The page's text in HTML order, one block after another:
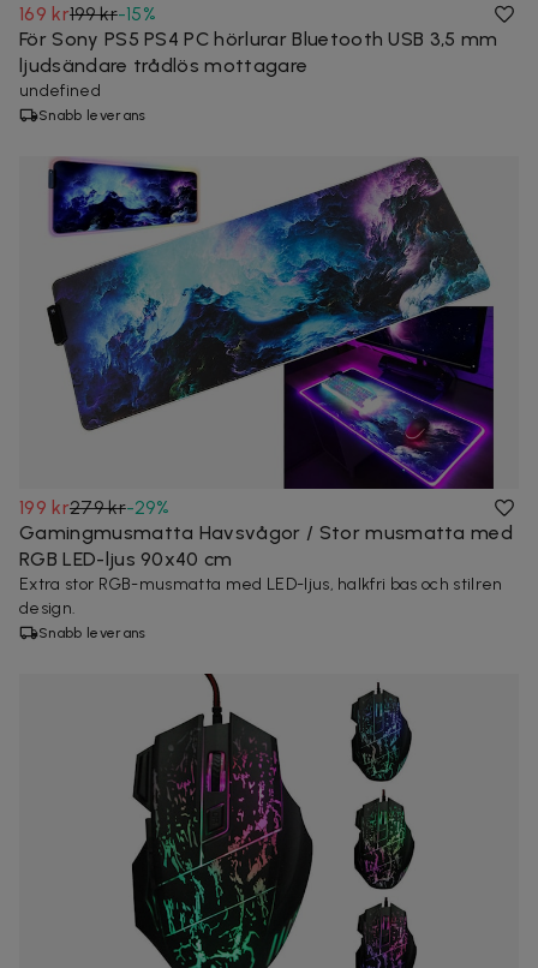
169 kr199 kr-15%
För Sony PS5 PS4 PC hörlurar Bluetooth USB 3,5 mm
ljudsändare trådlös mottagare
undefined
Snabb leverans
199 kr279 kr-29%
Gamingmusmatta Havsvågor / Stor musmatta med
RGB LED-ljus 90x40 cm
Extra stor RGB-musmatta med LED-ljus, halkfri bas och stilren
design.
Snabb leverans